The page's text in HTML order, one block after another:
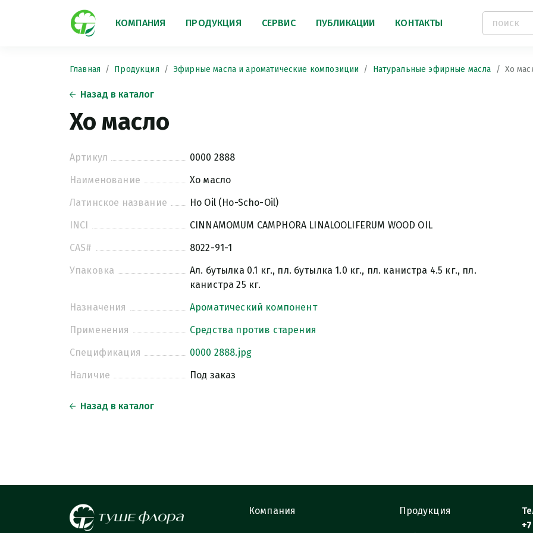
КОМПАНИЯ ПРОДУКЦИЯ СЕРВИС ПУБЛИКАЦИИ КОНТАКТЫ
Главная Продукция Эфирные масла и ароматические композиции Натуральные эфирные масла Хо
Назад в каталог
Хо масло
Артикул
0000 2888
Наименование
Хо масло
Латинское название
Ho Oil (Ho-Scho-Oil)
INCI
CINNAMOMUM CAMPHORA LINALOOLIFERUM WOOD OIL
CAS#
8022-91-1
Упаковка
Ал. бутылка 0.1 кг., пл. бутылка 1.0 кг., пл. канистра 4.5 кг., пл.
канистра 25 кг.
Назначения
Ароматический компонент
Применения
Средства против старения
Спецификация
0000 2888.jpg
Наличие
Под заказ
Назад в каталог
Компания Продукция